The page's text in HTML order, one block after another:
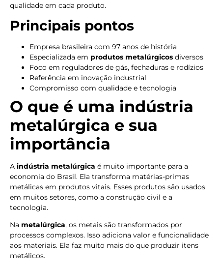
qualidade em cada produto.
Principais pontos
Empresa brasileira com 97 anos de história
Especializada em produtos metalúrgicos diversos
Foco em reguladores de gás, fechaduras e rodízios
Referência em inovação industrial
Compromisso com qualidade e tecnologia
O que é uma indústria
metalúrgica e sua
importância
A indústria metalúrgica é muito importante para a
economia do Brasil. Ela transforma matérias-primas
metálicas em produtos vitais. Esses produtos são usados
em muitos setores, como a construção civil e a
tecnologia.
Na metalúrgica, os metais são transformados por
processos complexos. Isso adiciona valor e funcionalidade
aos materiais. Ela faz muito mais do que produzir itens
metálicos.